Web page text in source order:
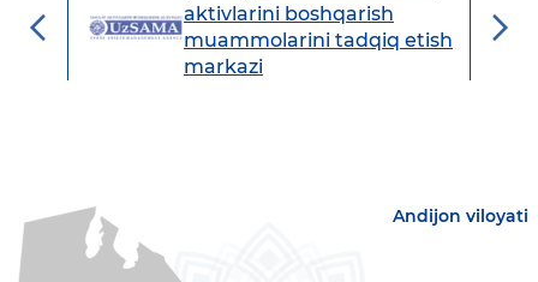
aktivlarini boshqarish
muammolarini tadqiq etish
markazi
Andijon viloyati